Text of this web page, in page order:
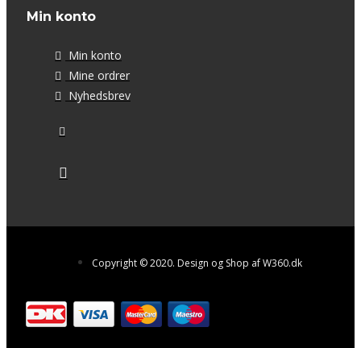
Min konto
Min konto
Mine ordrer
Nyhedsbrev
Copyright © 2020. Design og Shop af W360.dk